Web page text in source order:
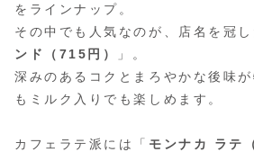
をラインナップ。
その中でも人気なのが、店名を冠し
ンド（715円）
」。
深みのあるコクとまろやかな後味
もミルク入りでも楽しめます。
カフェラテ派には「 モンナカ ラテ